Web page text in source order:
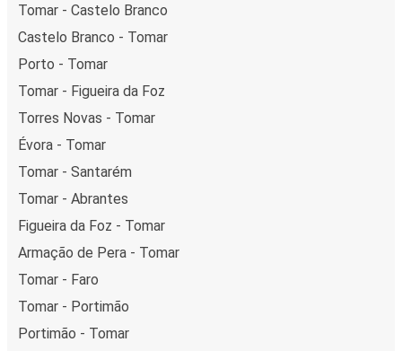
Tomar - Castelo Branco
Castelo Branco - Tomar
Porto - Tomar
Tomar - Figueira da Foz
Torres Novas - Tomar
Évora - Tomar
Tomar - Santarém
Tomar - Abrantes
Figueira da Foz - Tomar
Armação de Pera - Tomar
Tomar - Faro
Tomar - Portimão
Portimão - Tomar